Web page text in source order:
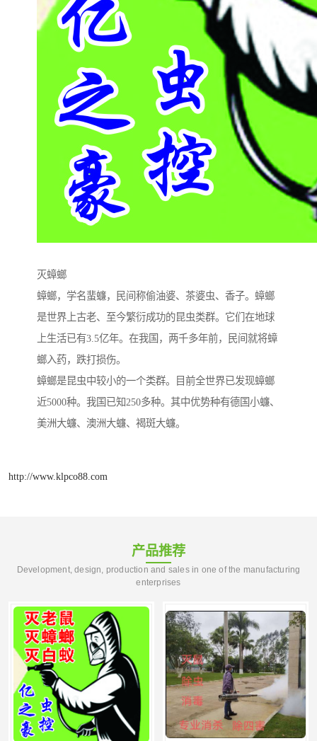
灭蟑螂
蟑螂，学名蜚蠊，民间称偷油婆、茶婆虫、香子。蟑螂
是世界上古老、至今繁衍成功的昆虫类群。它们在地球
上生活已有3.5亿年。在我国，两千多年前，民间就将蟑
螂入药，跌打损伤。
蟑螂是昆虫中较小的一个类群。目前全世界已发现蟑螂
近5000种。我国已知250多种。其中优势种有德国小蠊、
美洲大蠊、澳洲大蠊、褐斑大蠊。
http://www.klpco88.com
产品推荐
Development, design, production and sales in one of the manufacturing
enterprises